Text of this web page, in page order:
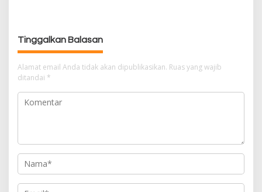
p
s
Tinggalkan Balasan
Alamat email Anda tidak akan dipublikasikan. Ruas yang wajib
ditandai *